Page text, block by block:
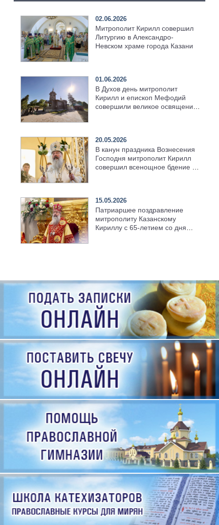
02.06.2026
Митрополит Кирилл совершил
Литургию в Александро-
Невском храме города Казани
01.06.2026
В Духов день митрополит
Кирилл и епископ Мефодий
совершили великое освящение
20.05.2026
В канун праздника Вознесения
Господня митрополит Кирилл
совершил всенощное бдение в
15.05.2026
Патриаршее поздравление
митрополиту Казанскому
Кириллу с 65-летием со дня